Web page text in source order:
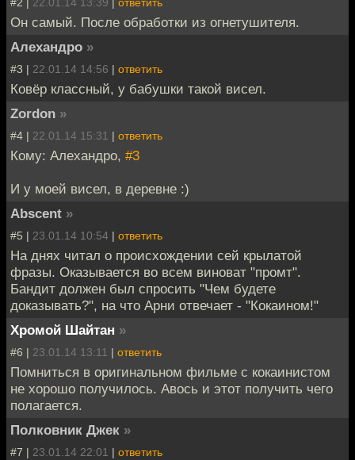
Он самый. После обработки из огнетушителя.
Алехандро »
#3 | 22.01.14 14:56 | ответить
Ковёр классный, у бабушки такой висел.
Zordon »
#4 | 22.01.14 15:31 | ответить
Кому: Алехандро, #3
И у моей висел, в деревне :)
Abscent »
#5 | 23.01.14 10:54 | ответить
На днях читал о происхождении сей крылатой
фразы. Оказывается во всем виноват "промт".
Бандит должен был спросить "Чем будете
доказывать?", на что Арни отвечает - "Кокаином!"
Хромой Шайтан »
#6 | 23.01.14 13:11 | ответить
Помниться в оригинальном фильме с кокаинистом
не хорошо получилось. Авось и этот получить чего
полагается.
Полковник Джек »
#7 | 23.01.14 22:01 | ответить